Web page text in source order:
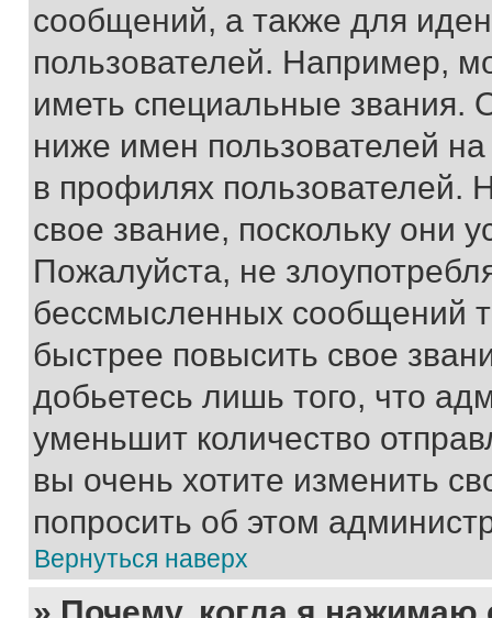
сообщений, а также для
пользователей. Например,
иметь специальные звания.
ниже имен пользователей
в профилях
свое звание, поскольку они
Пожалуйста, не
бессмысленных сообщений
быстрее повысить свое
добьетесь лишь того, что
уменьшит количество
вы очень хотите изменить
попросить об этом
Вернуться наверх